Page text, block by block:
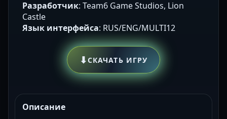
Разработчик: Team6 Game Studios, Lion
Castle
Язык интерфейса: RUS/ENG/MULTI12
⬇СКАЧАТЬ ИГРУ
Описание